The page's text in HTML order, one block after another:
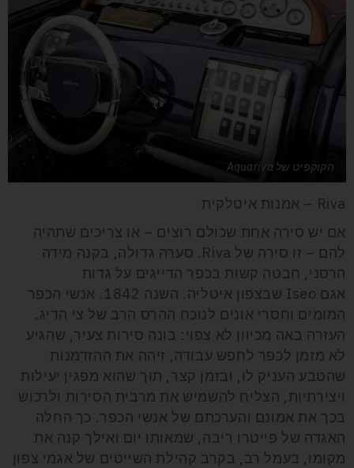
הקוקפיט של Aquariva
Riva – אמנות איטלקית
אם יש סירה אחת שכולם רוצים – או צריכים שתהיה
להם – זו סירה של Riva. סערה גדולה, בקנה מידה
הרסני, חבטה קשות בכפר הדייגים על גדות
אגם Iseo שבצפון איטליה. השנה 1842. אנשי הכפר
המומים וחסרי אונים לנוכח ההרס הרב של צי הדיג.
העזרה באה מכיוון לא צפוי: בונה סירות צעיר, שהגיע
לא מזמן לכפר לחפש עבודה, זיהה את ההזדמנות
שהטבע העניק לו, ובזמן קצר, תוך שהוא מפגין יעילות
ויצירתיות, הצליח להשמיש את מרבית הסירות ולרכוש
בכך את אמונם והערכתם של אנשי הכפר. כך החלה
האגדה של פייטרו ריבה, שמאותו יום ואילך קנה את
מקומו, בעמל רב, בקרב קהילת השייטים של אגמי צפון